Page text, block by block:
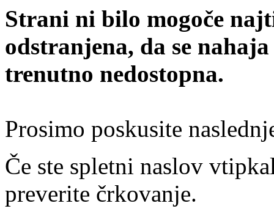
Strani ni bilo mogoče
odstranjena, da se
trenutno nedostopna.
Prosimo poskusite
Če ste spletni naslov
preverite črkovanje.